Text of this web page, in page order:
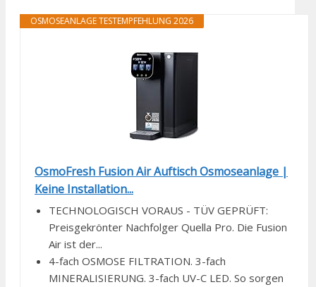
OSMOSEANLAGE TESTEMPFEHLUNG 2026
OsmoFresh Fusion Air Auftisch Osmoseanlage |
Keine Installation...
TECHNOLOGISCH VORAUS - TÜV GEPRÜFT:
Preisgekrönter Nachfolger Quella Pro. Die Fusion
Air ist der...
4-fach OSMOSE FILTRATION. 3-fach
MINERALISIERUNG. 3-fach UV-C LED. So sorgen